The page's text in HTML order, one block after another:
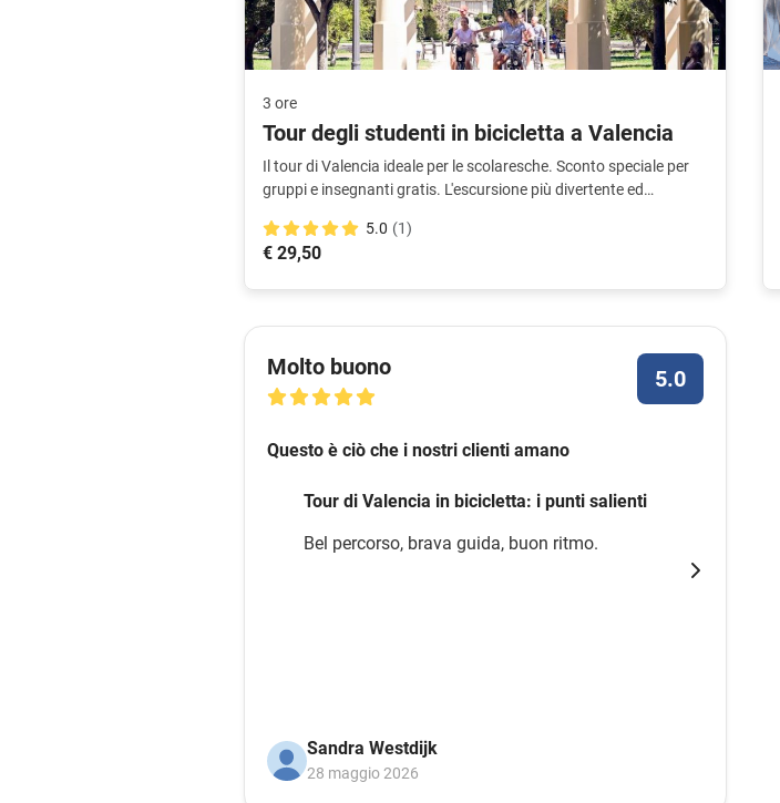
3 ore
Tour degli studenti in bicicletta a Valencia
Il tour di Valencia ideale per le scolaresche. Sconto speciale per
gruppi e insegnanti gratis. L'escursione più divertente ed
5.0 (1)
€ 29,50
Molto buono 5.0
Questo è ciò che i nostri clienti amano
Tour di Valencia in bicicletta: i punti salienti
Bel percorso, brava guida, buon ritmo.
Sandra Westdijk
28 maggio 2026